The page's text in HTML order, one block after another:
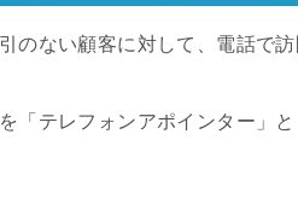
のない顧客に対して、電話で
「テレフォンアポインター」